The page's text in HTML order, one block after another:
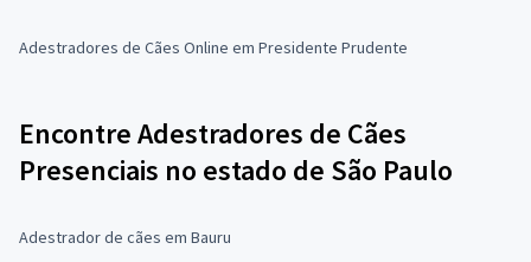
Adestradores de Cães Online em Presidente Prudente
Encontre Adestradores de Cães
Presenciais no estado de São Paulo
Adestrador de cães em Bauru